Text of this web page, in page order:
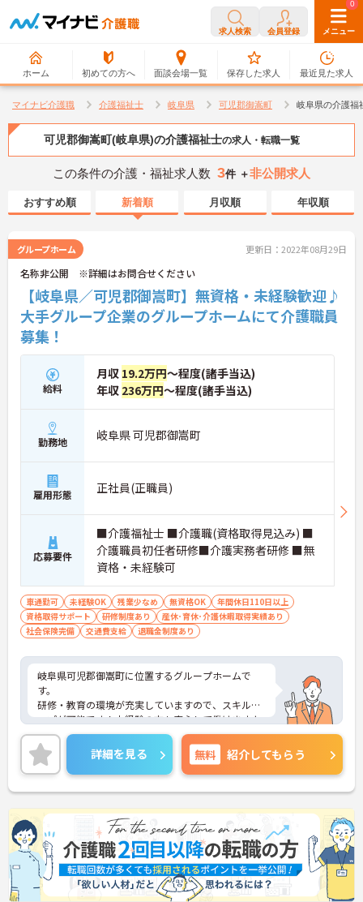
求人検索 会員登録 メニュー
ホーム 初めての方へ 面談会場一覧
0
保存した求人
0
最近見た求人
マイナビ介護職 介護福祉士 岐阜県 可児郡御嵩町 岐阜県の介護福
可児郡御嵩町(岐阜県)の介護福祉士の求人・転職一覧
この条件の介護・福祉求人数 3件 ＋非公開求人
おすすめ順 新着順 月収順 年収順
グループホーム 更新日：2022年08月29日
名称非公開 ※詳細はお問合せください
【岐阜県／可児郡御嵩町】無資格・未経験歓迎♪
大手グループ企業のグループホームにて介護職員
募集！
給料
月収 19.2万円～程度(諸手当込)
年収 236万円～程度(諸手当込)
勤務地 岐阜県 可児郡御嵩町
雇用形態 正社員(正職員)
応募要件
■介護福祉士 ■介護職(資格取得見込み) ■
介護職員初任者研修■介護実務者研修 ■無
資格・未経験可
車通勤可 未経験OK 残業少なめ 無資格OK
年間休日110日以上
資格取得サポート
研修制度あり
産休･育休･介護休暇取得実績あり
社会保険完備
交通費支給 退職金制度あり
岐阜県可児郡御嵩町に位置するグループホームで
す。
研修・教育の環境が充実していますので、スキルア
ップが可能です！未経験の方も安心して働けますよ
♪
駐車場が完備されていて、マイカー通勤が可能なた
め通勤に便利です。
ご興味をお持ちの方には、詳細の情報や面接のポイ
ントをお伝えしますのでお気軽にお問い合わせくだ
さい。
詳細を見る 無料 紹介してもらう